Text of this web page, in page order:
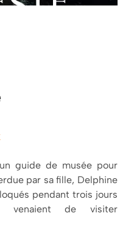
guide de musée pour
par sa fille, Delphine
pendant trois jours
venaient de visiter